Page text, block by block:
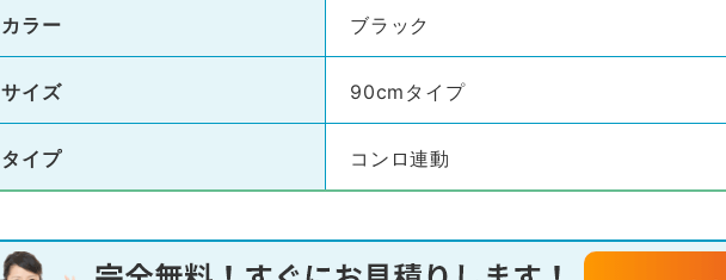
カラー ブラック
サイズ 90cmタイプ
タイプ コンロ連動